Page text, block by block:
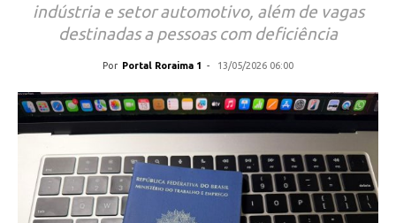
indústria e setor automotivo, além de vagas
destinadas a pessoas com deficiência
Por Portal Roraima 1 - 13/05/2026 06:00